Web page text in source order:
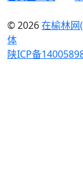
© 2026在榆林网
体
陕ICP备